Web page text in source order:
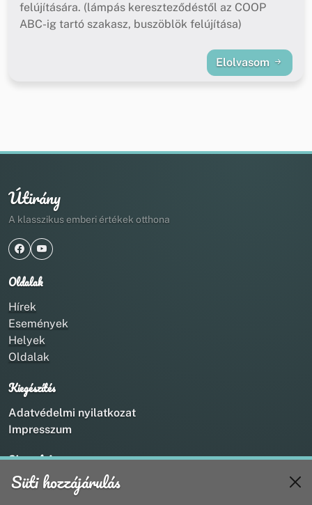
felújítására. (lámpás kereszteződéstől az COOP
ABC-ig tartó szakasz, buszöblök felújítása)
Elolvasom
Útirány
A klasszikus emberi értékek otthona
Oldalak
Hírek
Események
Helyek
Oldalak
Kiegészítés
Adatvédelmi nyilatkozat
Impresszum
Kapcsolat
+36 20 211 1888
Süti hozzájárulás